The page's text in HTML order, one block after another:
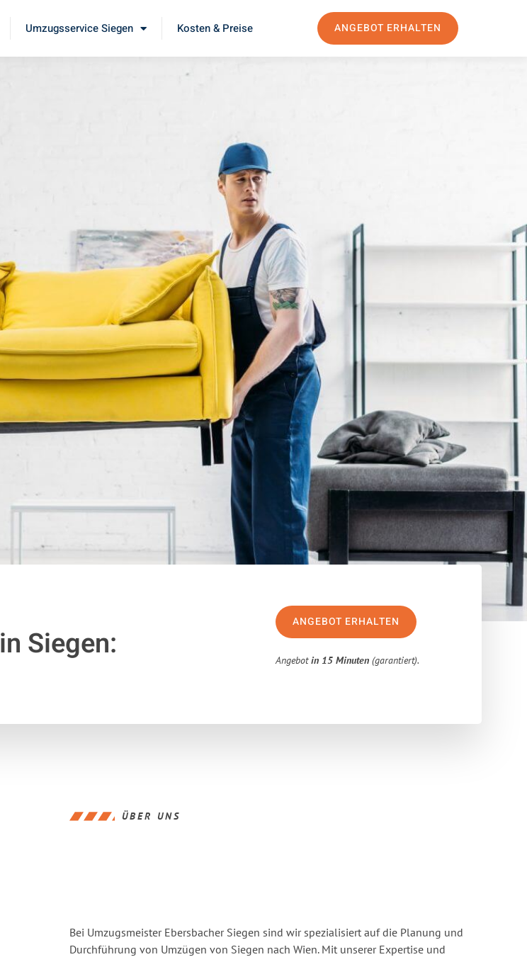
Umzugsservice Siegen Kosten & Preise ANGEBOT ERHALTEN
in Siegen:
ANGEBOT ERHALTEN
Angebotin 15 Minuten (garantiert).
ÜBER UNS
Bei Umzugsmeister Ebersbacher Siegen sind wir spezialisiert auf die Planung und
Durchführung von Umzügen von Siegen nach Wien. Mit unserer Expertise und